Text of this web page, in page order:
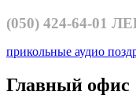
(050) 424-64-01
прикольные аудио
Главный офис